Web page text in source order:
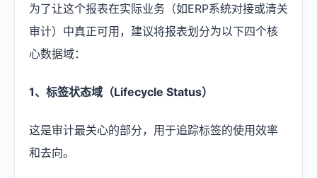
为了让这个报表在实际业务（如ERP系统对接或清关
审计）中真正可用，建议将报表划分为以下四个核
心数据域：
1、标签状态域（Lifecycle Status）
这是审计最关心的部分，用于追踪标签的使用效率
和去向。